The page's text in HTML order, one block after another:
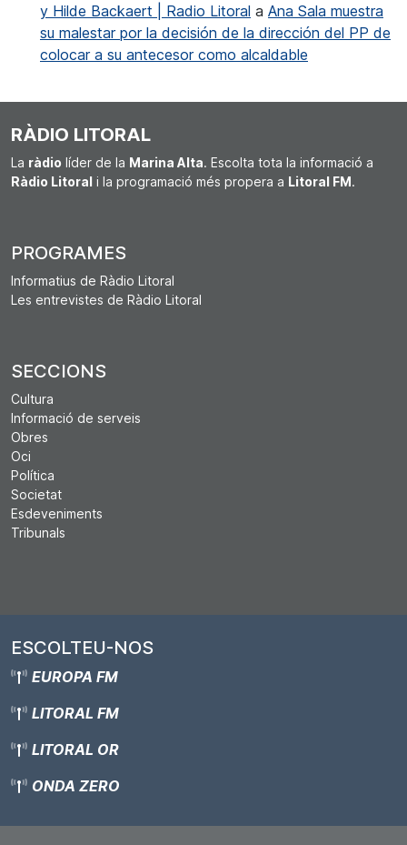
y Hilde Backaert | Radio Litoral a Ana Sala muestra
su malestar por la decisión de la dirección del PP de
colocar a su antecesor como alcaldable
RÀDIO LITORAL
La ràdio líder de la Marina Alta. Escolta tota la informació a
Ràdio Litoral i la programació més propera a Litoral FM.
PROGRAMES
Informatius de Ràdio Litoral
Les entrevistes de Ràdio Litoral
SECCIONS
Cultura
Informació de serveis
Obres
Oci
Política
Societat
Esdeveniments
Tribunals
ESCOLTEU-NOS
EUROPA FM
LITORAL FM
LITORAL OR
ONDA ZERO